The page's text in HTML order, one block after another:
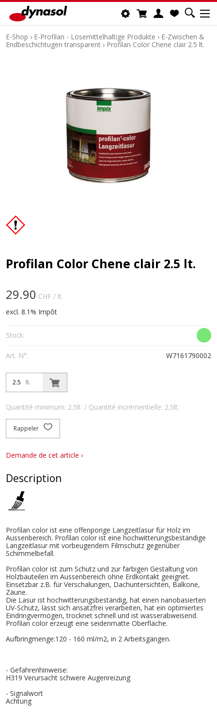
E-Shop › E-Profilan - Lösemittelhaltige Produkte › E-Zwischen &
Endbeschichtugen transparent › Profilan Color Chene clair 2.5 lt.
Profilan Color Chene clair 2.5 lt.
29.90 CHF / lt.
excl. 8.1% Impôt
Stock:
Art. N°: W7161790002
lt.
Quantité minimum: 2.5lt. / Quantité incrémentielle: 2.5lt.
Rappeler
Demande de cet article ›
Description
Profilan color ist eine offenporige Langzeitlasur für Holz im
Aussenbereich. Profilan color ist eine hochwitterungsbeständige
Langzeitlasur mit vorbeugendem Filmschutz gegenüber
Schimmelbefall.
Profilan color ist zum Schutz und zur farbigen Gestaltung von
Holzbauteilen im Aussenbereich ohne Erdkontakt geeignet.
Einsetzbar z.B. für Verschalungen, Dachuntersichten, Balkone,
Zäune.
Die Lasur ist hochwitterungsbeständig, hat einen nanobasierten
UV-Schutz, lässt sich ansatzfrei verarbeiten, hat ein optimiertes
Eindringvermögen, trocknet schnell und ist wasserabweisend.
Profilan color erzeugt eine seidenmatte Oberfläche.
Aufbringmenge:120 - 160 ml/m2, in 2 Arbeitsgängen.
- Gefahrenhinweise:
H319 Verursacht schwere Augenreizung
- Signalwort
Achtung